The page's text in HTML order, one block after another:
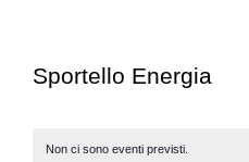
Sportello Energia
Non ci sono eventi previsti.